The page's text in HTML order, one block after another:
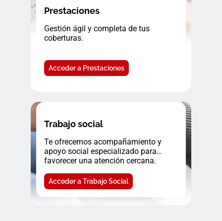
Prestaciones
Gestión ágil y completa de tus
coberturas.
Acceder a Prestaciones
Trabajo social
Te ofrecemos acompañamiento y
apoyo social especializado para
favorecer una atención cercana.
Acceder a Trabajo Social